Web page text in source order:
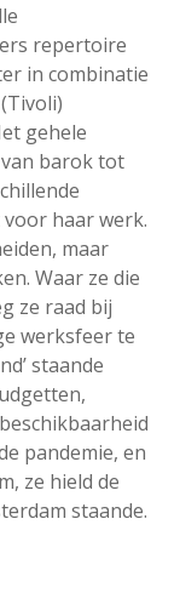
repertoire
in combinatie
gehele
barok tot
voor haar werk.
maar
Waar ze die
ze raad bij
werksfeer te
staande
pandemie, en
ze hield de
staande.